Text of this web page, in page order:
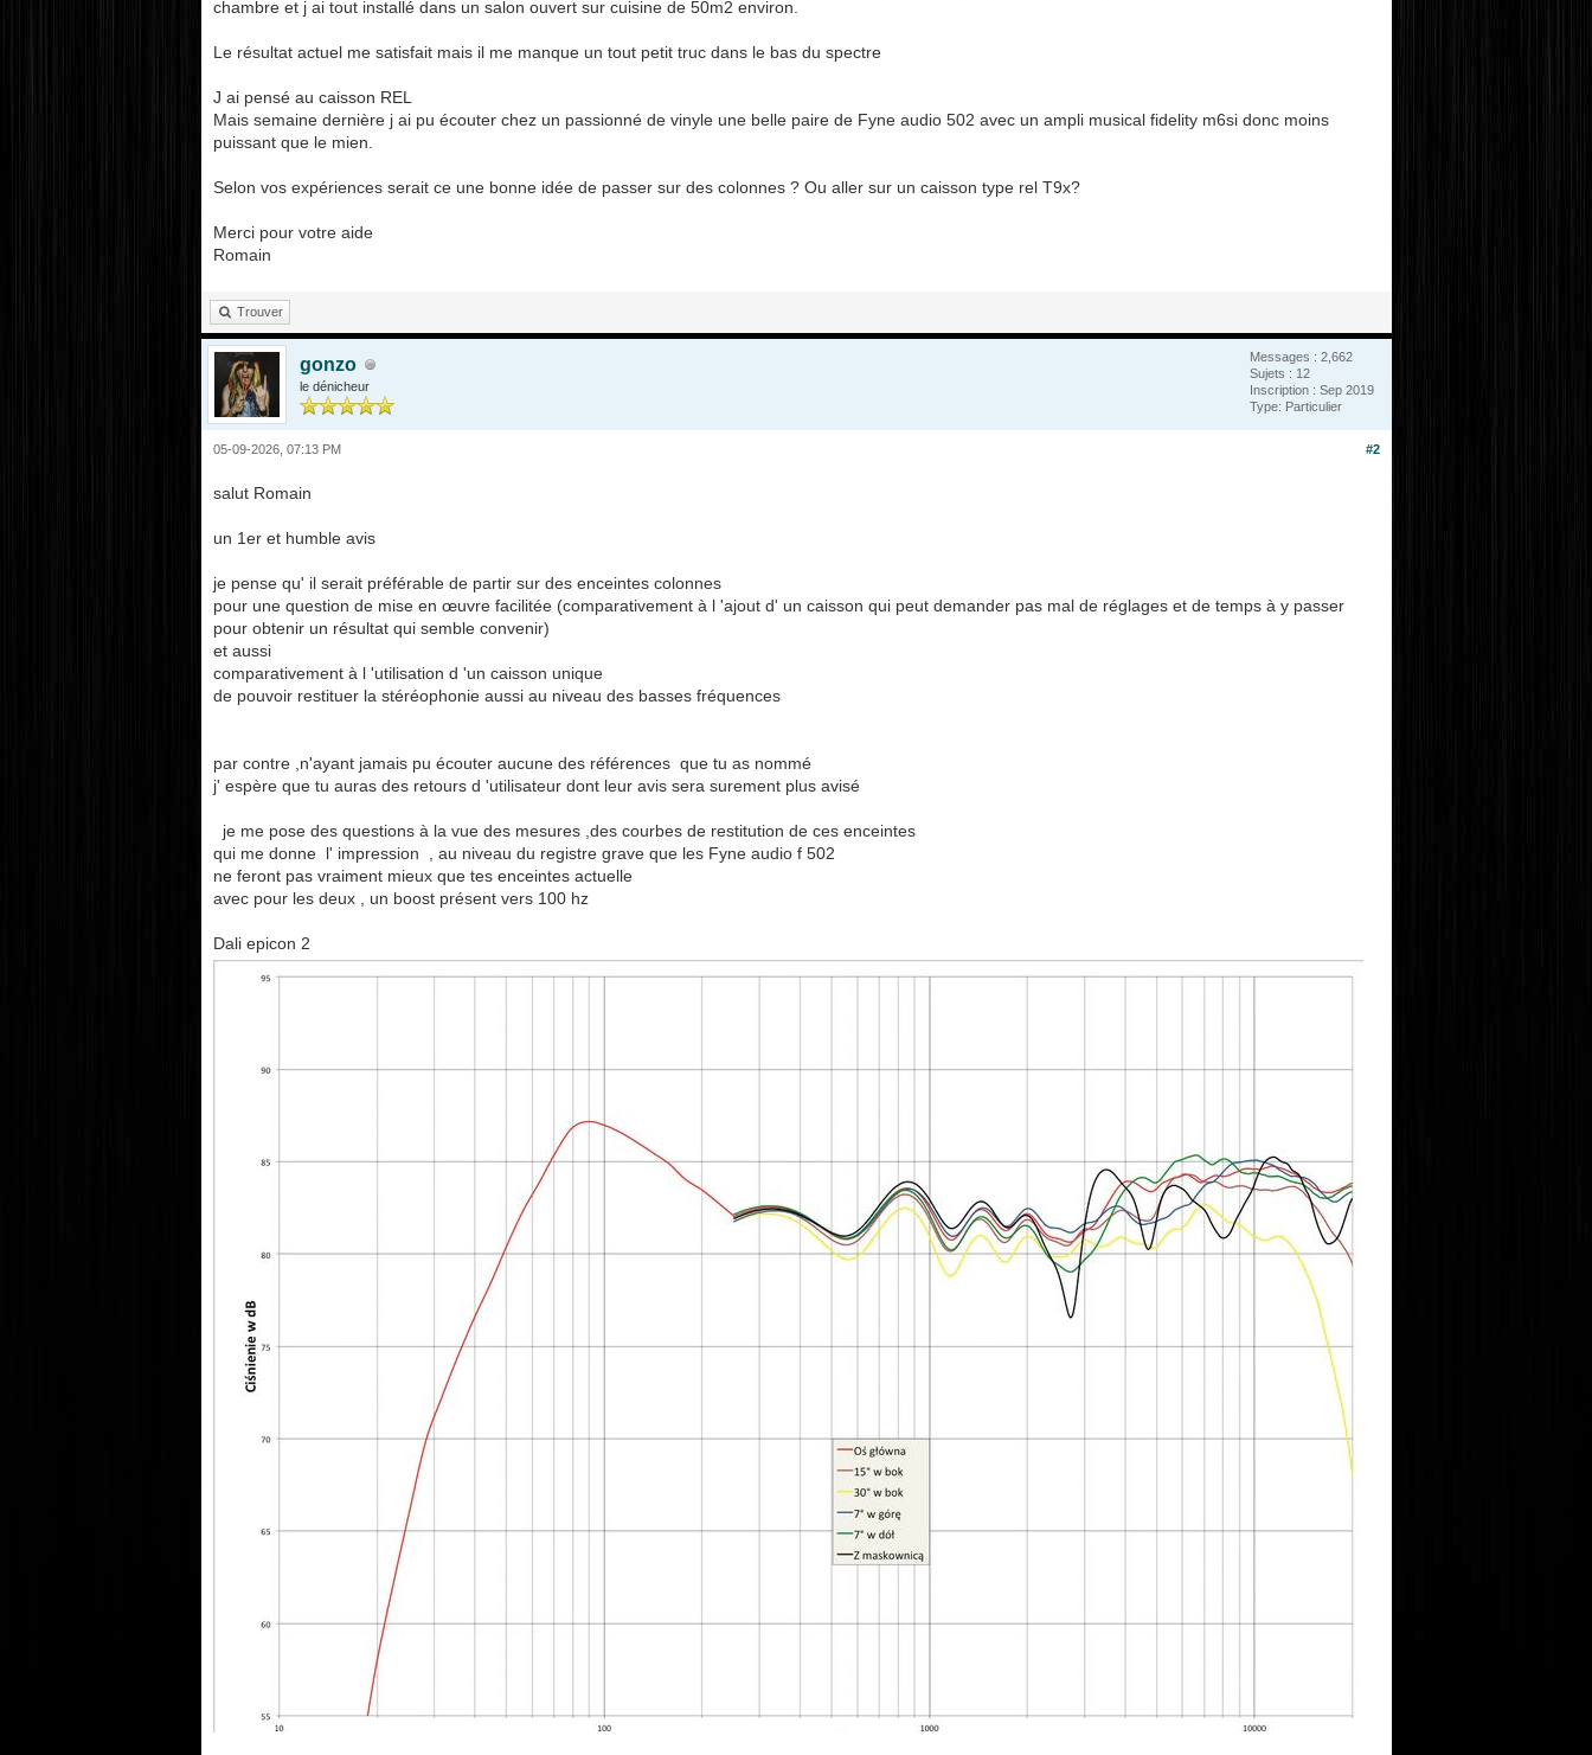
chambre et j ai tout installé dans un salon ouvert sur cuisine de 50m2 environ.
Le résultat actuel me satisfait mais il me manque un tout petit truc dans le bas du spectre
J ai pensé au caisson REL
Mais semaine dernière j ai pu écouter chez un passionné de vinyle une belle paire de Fyne audio 502 avec un ampli musical fidelity m6si donc moins
puissant que le mien.
Selon vos expériences serait ce une bonne idée de passer sur des colonnes ? Ou aller sur un caisson type rel T9x?
Merci pour votre aide
Romain
Trouver
gonzo
le dénicheur
Messages : 2,662
Sujets : 12
Inscription : Sep 2019
Type: Particulier
#2
05-09-2026, 07:13 PM
salut Romain
un 1er et humble avis
je pense qu' il serait préférable de partir sur des enceintes colonnes
pour une question de mise en œuvre facilitée (comparativement à l 'ajout d' un caisson qui peut demander pas mal de réglages et de temps à y passer
pour obtenir un résultat qui semble convenir)
et aussi
comparativement à l 'utilisation d 'un caisson unique
de pouvoir restituer la stéréophonie aussi au niveau des basses fréquences
par contre ,n'ayant jamais pu écouter aucune des références que tu as nommé
j' espère que tu auras des retours d 'utilisateur dont leur avis sera surement plus avisé
je me pose des questions à la vue des mesures ,des courbes de restitution de ces enceintes
qui me donne l' impression , au niveau du registre grave que les Fyne audio f 502
ne feront pas vraiment mieux que tes enceintes actuelle
avec pour les deux , un boost présent vers 100 hz
Dali epicon 2